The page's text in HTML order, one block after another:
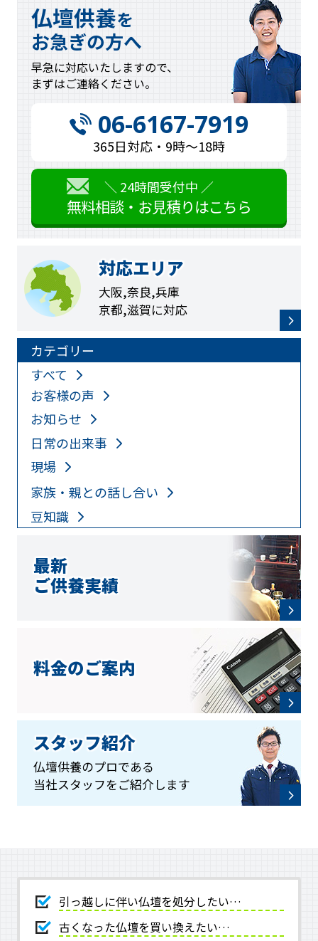
仏壇供養を
お急ぎの方へ
早急に対応いたしますので、
まずはご連絡ください。
06-6167-7919
365日対応・9時〜18時
＼ 24時間受付中 ／
無料相談・お見積りはこちら
対応エリア
大阪,奈良,兵庫
京都,滋賀に対応
カテゴリー
すべて
お客様の声
お知らせ
日常の出来事
現場
家族・親との話し合い
豆知識
最新
ご供養実績
料金のご案内
スタッフ紹介
仏壇供養のプロである
当社スタッフをご紹介します
引っ越しに伴い仏壇を処分したい…
古くなった仏壇を買い換えたい…